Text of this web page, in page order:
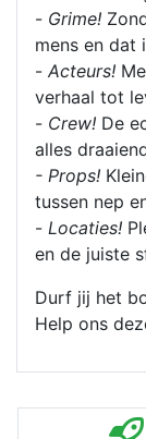
- Grime!
mens en dat
- Acteurs!
verhaal tot
- Crew! De
alles
- Props!
tussen nep
- Locaties!
en de juiste
Durf jij het
Help ons